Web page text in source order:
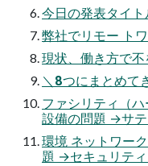
今日の発表タイト
弊社でリモー ト
現状、働き方で
＼8つにまとめて
ファシリティ（
設備の問題 →サ
環境 ネットワー
題 →セキュリテ